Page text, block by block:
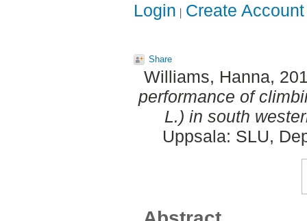
Login Create Account
Share
Williams, Hanna,
performance of
L.) in south
Uppsala: SLU,